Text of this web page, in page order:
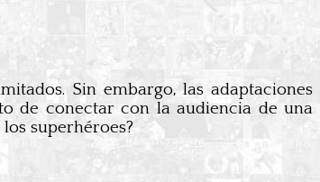
Sin embargo, las adaptaciones
de conectar con la audiencia de una
superhéroes?